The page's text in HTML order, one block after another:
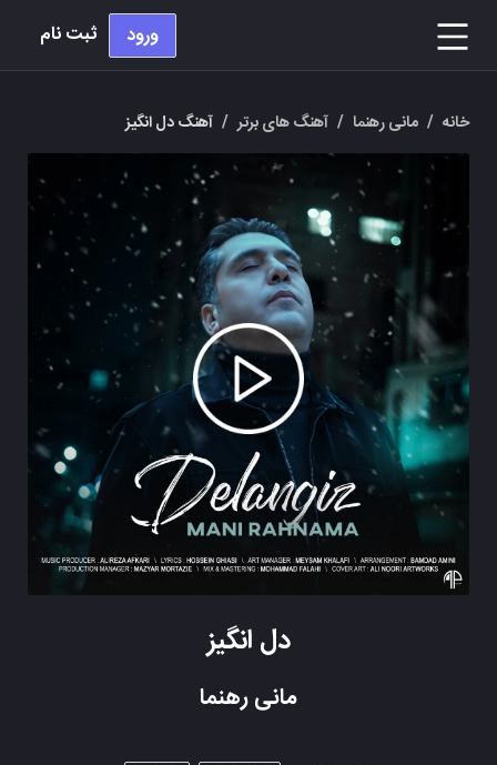
ورود ثبت نام
خانه / مانی رهنما / آهنگ های برتر / آهنگ دل انگیز
دل انگیز
مانی رهنما